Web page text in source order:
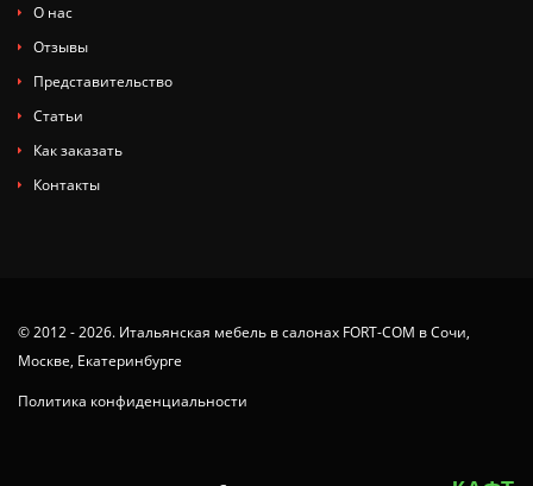
О нас
Отзывы
Представительство
Статьи
Как заказать
Контакты
© 2012 - 2026. Итальянская мебель в салонах FORT-COM в Сочи,
Москве, Екатеринбурге
Политика конфиденциальности